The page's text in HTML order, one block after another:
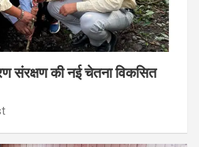
संरक्षण की नई चेतना विकसित